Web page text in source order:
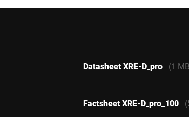
Datasheet XRE-D_pro (1
Factsheet XRE-D_pro_100